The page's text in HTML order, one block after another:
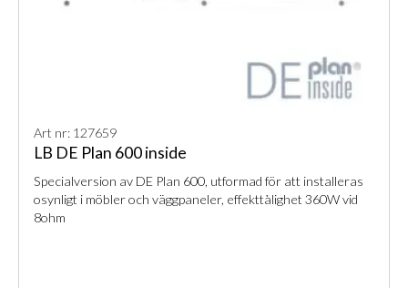
Art nr: 127659
LB DE Plan 600 inside
Specialversion av DE Plan 600, utformad för att installeras
osynligt i möbler och väggpaneler, effekttålighet 360W vid
8ohm